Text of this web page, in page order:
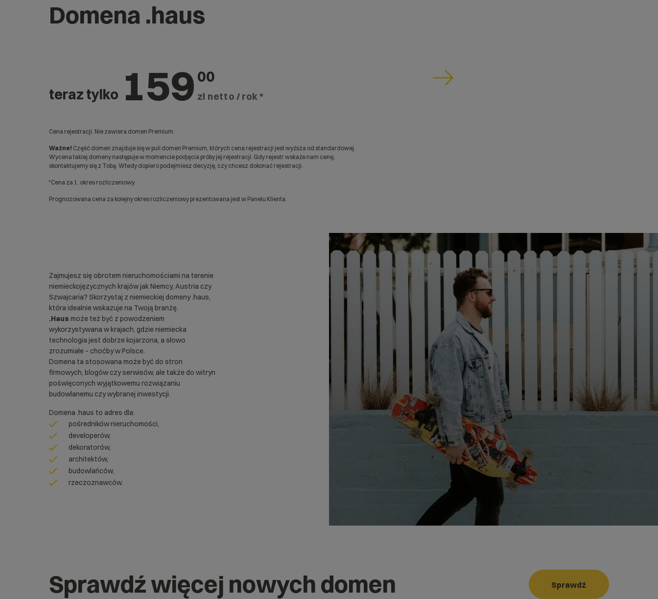
Domena .haus
teraz tylko 159 00
zł netto / rok *
Cena rejestracji. Nie zawiera domen Premium.
Ważne! Część domen znajduje się w puli domen Premium, których cena rejestracji jest wyższa od standardowej.
Wycena takiej domeny następuje w momencie podjęcia próby jej rejestracji. Gdy rejestr wskaże nam cenę,
skontaktujemy się z Tobą. Wtedy dopiero podejmiesz decyzję, czy chcesz dokonać rejestracji.
*Cena za 1. okres rozliczeniowy.
Prognozowana cena za kolejny okres rozliczeniowy prezentowana jest w Panelu Klienta.
Zajmujesz się obrotem nieruchomościami na terenie
niemieckojęzycznych krajów jak Niemcy, Austria czy
Szwajcaria? Skorzystaj z niemieckiej domeny .haus,
która idealnie wskazuje na Twoją branżę.
.Haus może też być z powodzeniem
wykorzystywana w krajach, gdzie niemiecka
technologia jest dobrze kojarzona, a słowo
zrozumiałe – choćby w Polsce.
Domena ta stosowana może być do stron
firmowych, blogów czy serwisów, ale także do witryn
poświęconych wyjątkowemu rozwiązaniu
budowlanemu czy wybranej inwestycji.
Domena .haus to adres dla:
pośredników nieruchomości,
developerów,
dekoratorów,
architektów,
budowlańców,
rzeczoznawców.
Sprawdź więcej nowych domen Sprawdź